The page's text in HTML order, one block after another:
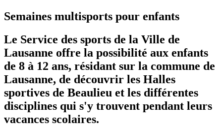
Semaines multisports pour enfants
Le Service des sports de la Ville de
Lausanne offre la possibilité aux enfants
de 8 à 12 ans, résidant sur la commune de
Lausanne, de découvrir les Halles
sportives de Beaulieu et les différentes
disciplines qui s'y trouvent pendant leurs
vacances scolaires.